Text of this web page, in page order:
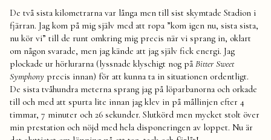
De två sista kilometrarna var långa men till sist skymtade Stadion i
fjärran. Jag kom på mig själv med att ropa ”kom igen nu, sista sista,
nu kör vi” till de runt omkring mig precis när vi sprang in, oklart
om någon svarade, men jag kände att jag själv fick energi. Jag
plockade ur hörlurarna (lyssnade klyschigt nog på Bitter Sweet
Symphony precis innan) för att kunna ta in situationen ordentligt.
De sista tvåhundra meterna sprang jag på löparbanorna och orkade
till och med att spurta lite innan jag klev in på mållinjen efter 4
timmar, 7 minuter och 26 sekunder. Slutkörd men mycket stolt över
min prestation och nöjd med hela disponeringen av loppet. Nu är